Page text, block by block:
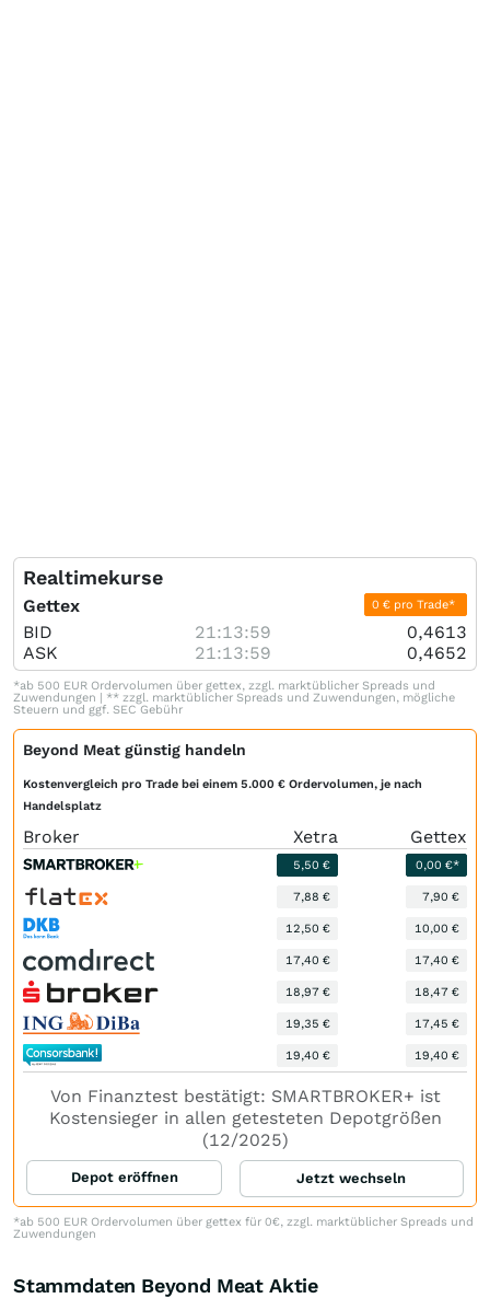
Realtimekurse
Gettex 0 € pro Trade*
BID 21:13:59
0,4613
ASK
21:13:59 0,4652
*ab 500 EUR Ordervolumen über gettex, zzgl. marktüblicher Spreads und
Zuwendungen | ** zzgl. marktüblicher Spreads und Zuwendungen, mögliche
Steuern und ggf. SEC Gebühr
Beyond Meat günstig handeln
Kostenvergleich pro Trade bei einem 5.000 € Ordervolumen, je nach
Handelsplatz
Broker Xetra Gettex
5,50 € 0,00 €*
7,88 € 7,90 €
12,50 € 10,00 €
17,40 € 17,40 €
18,97 € 18,47 €
19,35 € 17,45 €
19,40 € 19,40 €
Von Finanztest bestätigt: SMARTBROKER+ ist
Kostensieger in allen getesteten Depotgrößen
(12/2025)
Depot eröffnen Jetzt wechseln
*ab 500 EUR Ordervolumen über gettex für 0€, zzgl. marktüblicher Spreads und
Zuwendungen
Stammdaten Beyond Meat Aktie